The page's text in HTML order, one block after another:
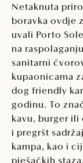
Netaknuta
boravka ovdje
uvali Porto
na
sanitarni
kupaonicama
dog friendly
godinu. To
kavu, burger ili
i pregršt
kampa, kao i